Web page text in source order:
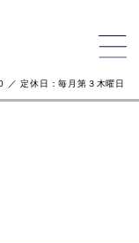
定休日：毎月第３木曜日